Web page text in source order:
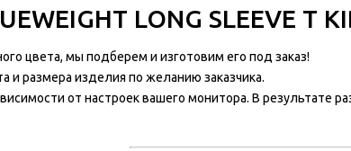
LONG SLEEVE T
цвета, мы подберем и изготовим его под заказ!
и размера изделия по желанию заказчика.
от настроек вашего монитора. В результате